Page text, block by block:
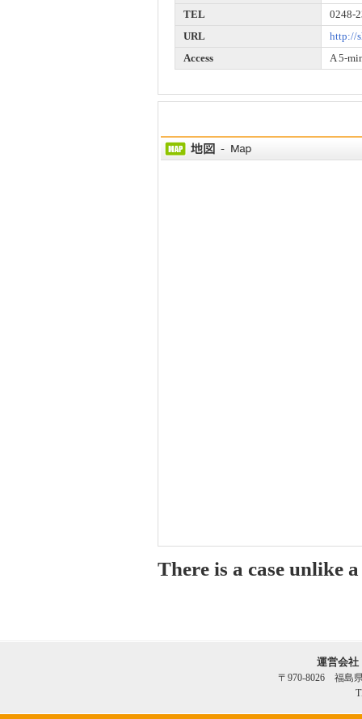
TEL
0248-
URL
http://
Access
A 5-
There is a case unlike
運営会
〒970-8026 福島